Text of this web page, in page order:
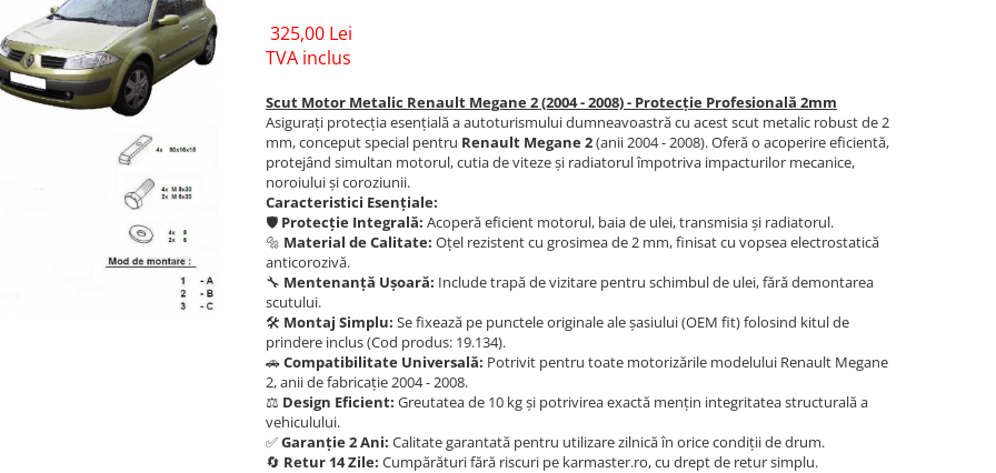
325,00 Lei
TVA inclus
Scut Motor Metalic Renault Megane 2 (2004 - 2008) - Protecție Profesională 2mm
Asigurați protecția esențială a autoturismului dumneavoastră cu acest scut metalic robust de 2
mm, conceput special pentru Renault Megane 2(anii 2004 - 2008). Oferă o acoperire eficientă,
protejând simultan motorul, cutia de viteze și radiatorul împotriva impacturilor mecanice,
noroiului și coroziunii.
Caracteristici Esențiale:
🛡️ Protecție Integrală: Acoperă eficient motorul, baia de ulei, transmisia și radiatorul.
🔩 Material de Calitate: Oțel rezistent cu grosimea de 2 mm, finisat cu vopsea electrostatică
anticorozivă.
🔧 Mentenanță Ușoară: Include trapă de vizitare pentru schimbul de ulei, fără demontarea
scutului.
🛠️ Montaj Simplu: Se fixează pe punctele originale ale șasiului (OEM fit) folosind kitul de
prindere inclus (Cod produs: 19.134).
🚗Compatibilitate Universală: Potrivit pentru toate motorizările modelului Renault Megane
2, anii de fabricație 2004 - 2008.
⚖️ Design Eficient: Greutatea de 10 kg și potrivirea exactă mențin integritatea structurală a
vehiculului.
✅Garanție 2 Ani: Calitate garantată pentru utilizare zilnică în orice condiții de drum.
🔄 Retur 14 Zile: Cumpărături fără riscuri pe karmaster.ro, cu drept de retur simplu.